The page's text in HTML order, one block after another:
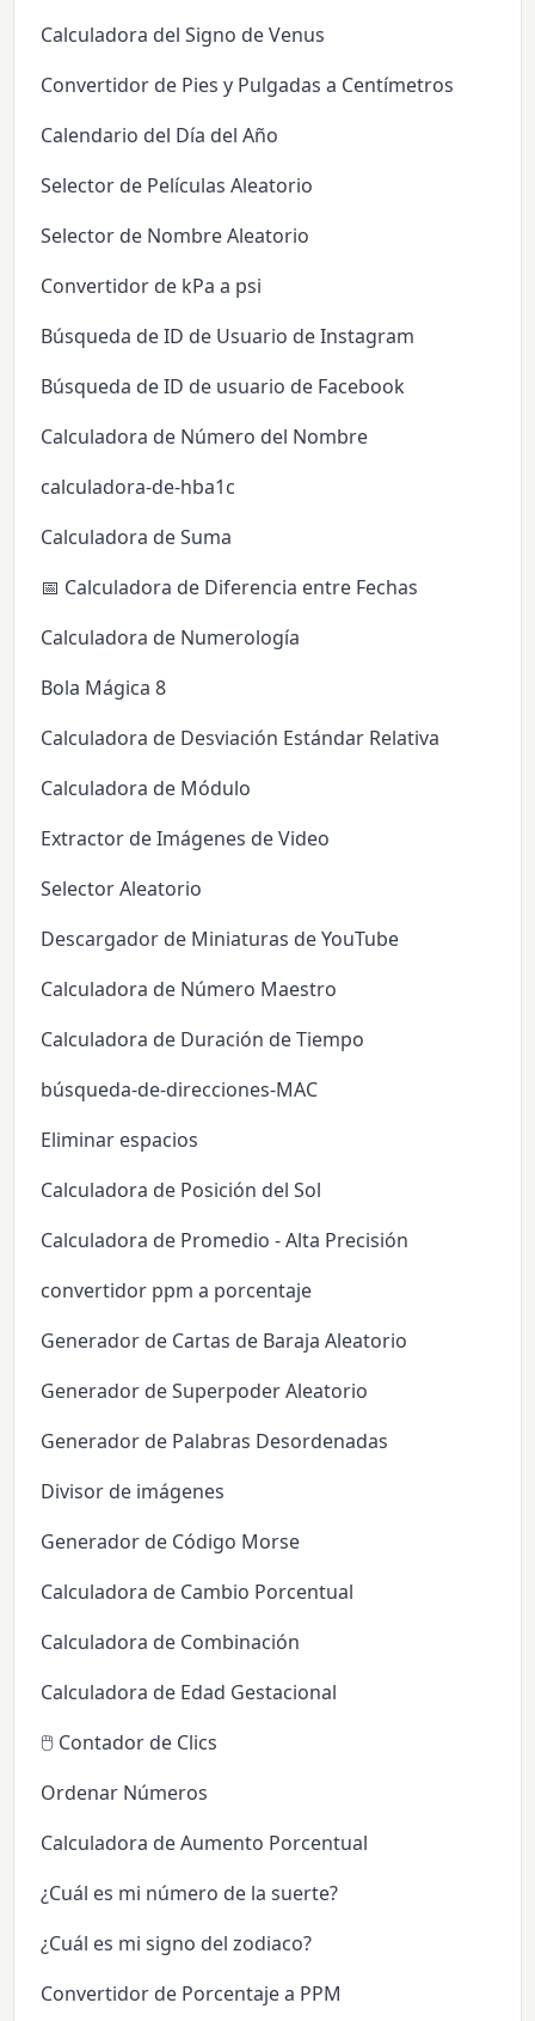
Calculadora del Signo de Venus
Convertidor de Pies y Pulgadas a Centímetros
Calendario del Día del Año
Selector de Películas Aleatorio
Selector de Nombre Aleatorio
Convertidor de kPa a psi
Búsqueda de ID de Usuario de Instagram
Búsqueda de ID de usuario de Facebook
Calculadora de Número del Nombre
calculadora-de-hba1c
Calculadora de Suma
📅 Calculadora de Diferencia entre Fechas
Calculadora de Numerología
Bola Mágica 8
Calculadora de Desviación Estándar Relativa
Calculadora de Módulo
Extractor de Imágenes de Video
Selector Aleatorio
Descargador de Miniaturas de YouTube
Calculadora de Número Maestro
Calculadora de Duración de Tiempo
búsqueda-de-direcciones-MAC
Eliminar espacios
Calculadora de Posición del Sol
Calculadora de Promedio - Alta Precisión
convertidor ppm a porcentaje
Generador de Cartas de Baraja Aleatorio
Generador de Superpoder Aleatorio
Generador de Palabras Desordenadas
Divisor de imágenes
Generador de Código Morse
Calculadora de Cambio Porcentual
Calculadora de Combinación
Calculadora de Edad Gestacional
🖱️ Contador de Clics
Ordenar Números
Calculadora de Aumento Porcentual
¿Cuál es mi número de la suerte?
¿Cuál es mi signo del zodiaco?
Convertidor de Porcentaje a PPM